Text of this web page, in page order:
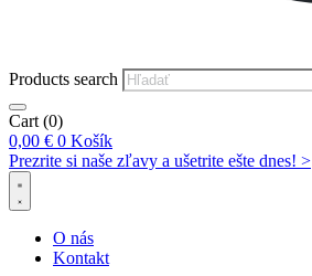
Products search
Cart (0)
0,00 € 0 Košík
Prezrite si naše zľavy a ušetrite ešte dnes! >​
O nás
Kontakt